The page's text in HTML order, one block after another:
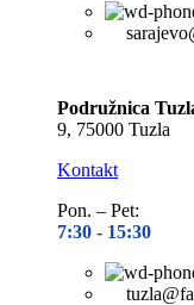
Podružnica
9, 75000 Tuzla
Kontakt
Pon. – Pet:
7:30 - 15:30